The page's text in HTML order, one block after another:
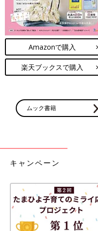
Amazonで購入
楽天ブックスで購入
ムック書籍
キャンペーン